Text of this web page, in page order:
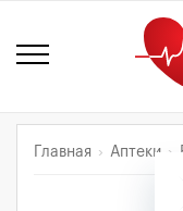
Главная Аптеки